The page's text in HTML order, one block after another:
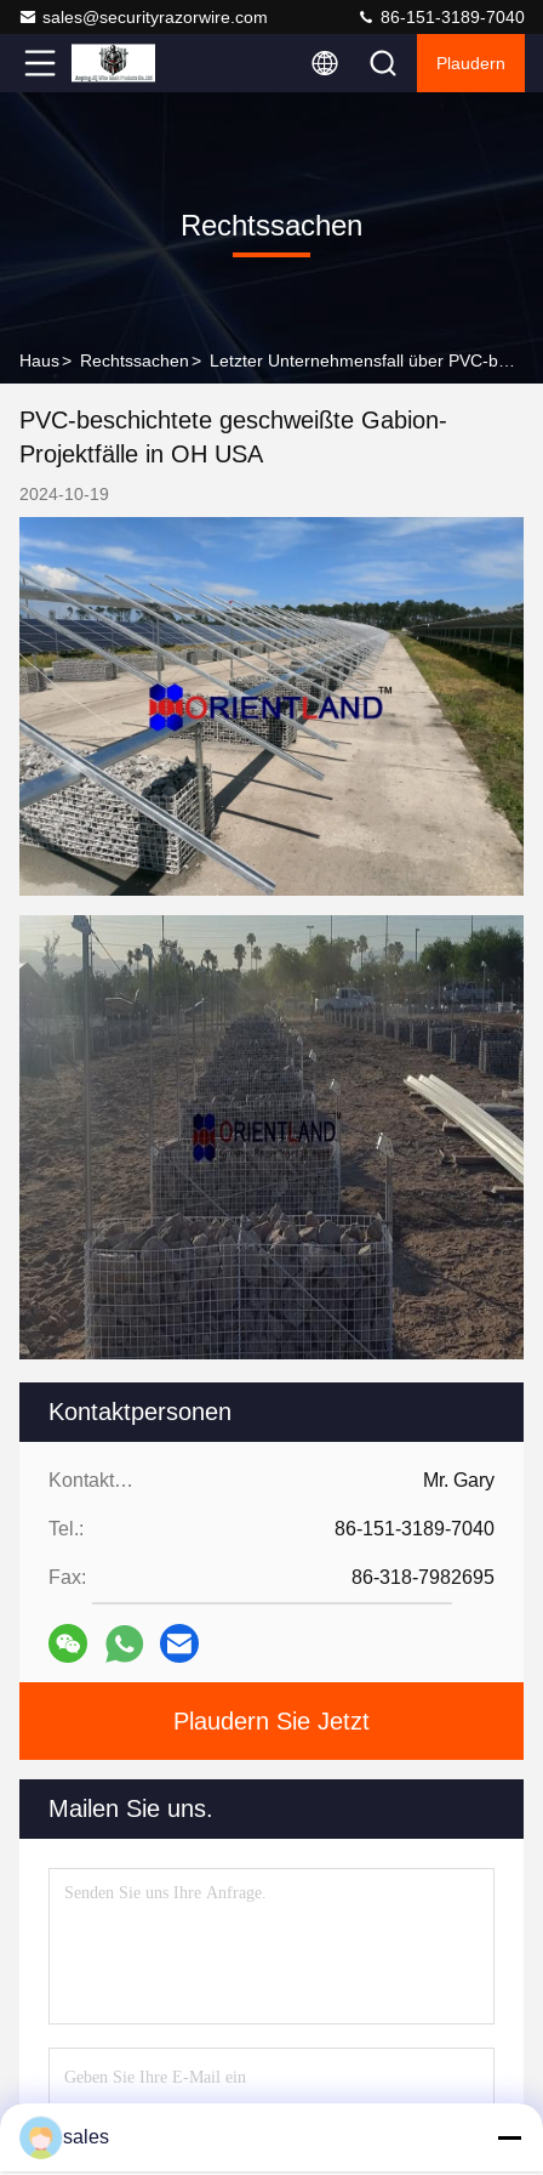
sales@securityrazorwire.com 86-151-3189-7040
Plaudern
Rechtssachen
Haus> Rechtssachen>
Kontaktpersonen
Kontaktpersonen: Mr. Gary
Tel.: 86-151-3189-7040
Fax: 86-318-7982695
Plaudern Sie Jetzt
Mailen Sie uns.
PVC-beschichtete geschweißte Gabion-
Projektfälle in OH USA
2024-10-19
sales